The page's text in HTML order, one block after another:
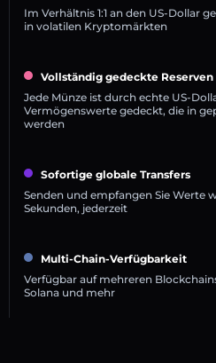
Im Verhältnis 1:1 an den US-Dollar
in volatilen Kryptomärkten
Vollständig gedeckte Reserven
Jede Münze ist durch echte US-
Vermögenswerte gedeckt, die in
werden
Sofortige globale Transfers
Senden und empfangen Sie Werte
Sekunden, jederzeit
Multi-Chain-Verfügbarkeit
Verfügbar auf mehreren
Solana und mehr